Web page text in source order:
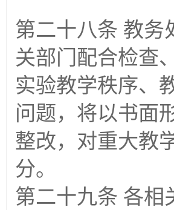
第二十八条 教务
关部门配合检查
实验教学秩序、
问题，将以书面
整改，对重大教
分。
第二十九条 各相